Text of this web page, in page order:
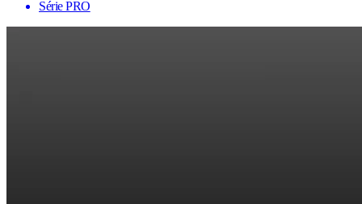
Série PRO